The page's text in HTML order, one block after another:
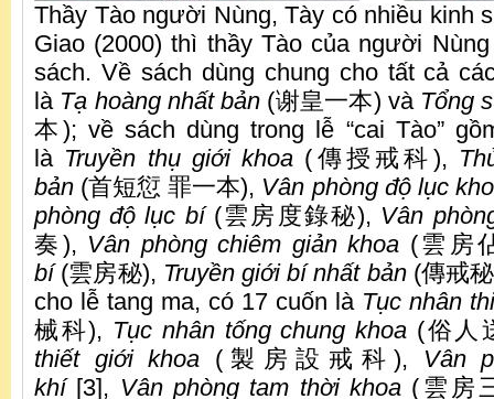
Thầy Tào người Nùng, Tày có nhiều kinh
Giao (2000) thì thầy Tào của người
sách. Về sách dùng chung cho tất cả
là Tạ hoàng nhất bản (谢皇一本) và Tổng
本); về sách dùng trong lễ “cai Tào”
là Truyền thụ giới khoa (傳授戒科),
bản (首短愆 罪一本), Vân phòng độ lục
phòng độ lục bí(雲房度錄秘), Vân
奏), Vân phòng chiêm giản khoa (雲房
bí(雲房秘), Truyền giới bí nhất bản(傳戒
cho lễ tang ma, có 17 cuốn là Tục nhân
械科), Tục nhân tống chung khoa (俗人
thiết giới khoa (製房設戒科), Vân
khí[3], Vân phòng tam thời khoa (雲房